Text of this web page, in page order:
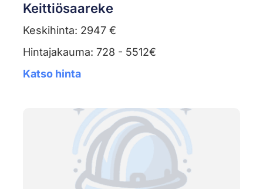
Keittiösaareke
Keskihinta: 2947 €
Hintajakauma: 728 - 5512€
Katso hinta